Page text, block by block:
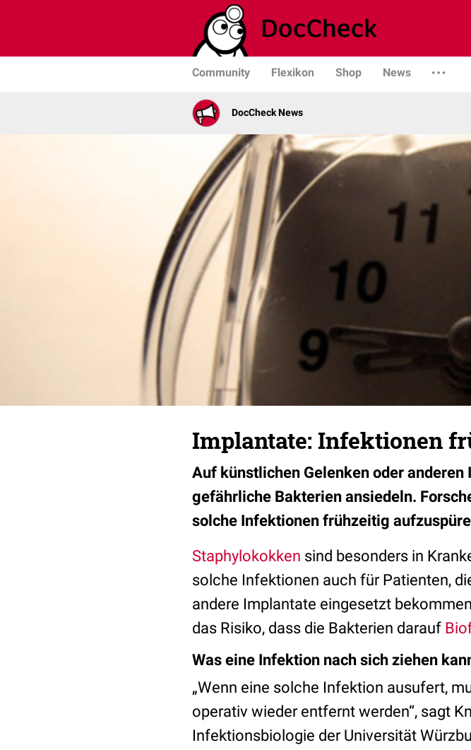
Community Flexikon Shop News
DocCheck News
Implantate: Infektionen
Auf künstlichen Gelenken oder
gefährliche Bakterien ansiedeln.
solche Infektionen frühzeitig
Staphylokokken sind besonders in
solche Infektionen auch für Patienten,
andere Implantate eingesetzt
das Risiko, dass die Bakterien darauf
Was eine Infektion nach sich ziehen
„Wenn eine solche Infektion ausufert,
operativ wieder entfernt werden“, sagt
Infektionsbiologie der Universität